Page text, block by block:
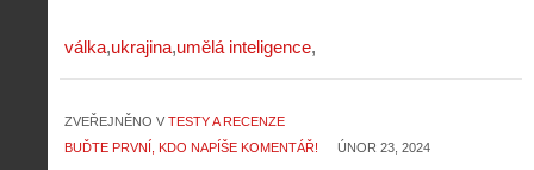
válka ukrajina umělá inteligence
ZVEŘEJNĚNO V TESTY A RECENZE
BUĎTE PRVNÍ, KDO NAPÍŠE KOMENTÁŘ!
ÚNOR 23, 2024